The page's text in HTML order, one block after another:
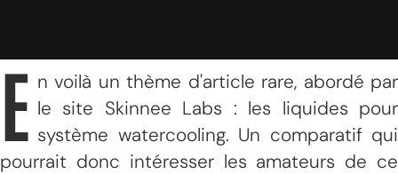
E n voilà un thème d'article rare, abordé par
le site Skinnee Labs : les liquides pour
système watercooling. Un comparatif qui
pourrait donc intéresser les amateurs de ce